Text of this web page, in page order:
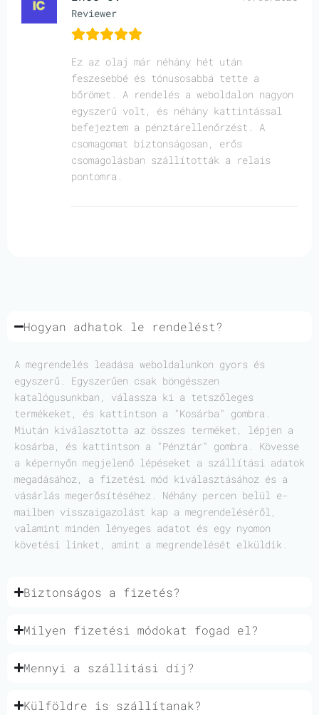
Reviewer
Ez az olaj már néhány hét után
feszesebbé és tónusosabbá tette a
bőrömet. A rendelés a weboldalon nagyon
egyszerű volt, és néhány kattintással
befejeztem a pénztárellenőrzést. A
csomagomat biztonságosan, erős
csomagolásban szállították a relais
pontomra.
Hogyan adhatok le rendelést?
A megrendelés leadása weboldalunkon gyors és
egyszerű. Egyszerűen csak böngésszen
katalógusunkban, válassza ki a tetszőleges
termékeket, és kattintson a "Kosárba" gombra.
Miután kiválasztotta az összes terméket, lépjen a
kosárba, és kattintson a "Pénztár" gombra. Kövesse
a képernyőn megjelenő lépéseket a szállítási adatok
megadásához, a fizetési mód kiválasztásához és a
vásárlás megerősítéséhez. Néhány percen belül e-
mailben visszaigazolást kap a megrendeléséről,
valamint minden lényeges adatot és egy nyomon
követési linket, amint a megrendelését elküldik.
Biztonságos a fizetés?
Milyen fizetési módokat fogad el?
Mennyi a szállítási díj?
Külföldre is szállítanak?